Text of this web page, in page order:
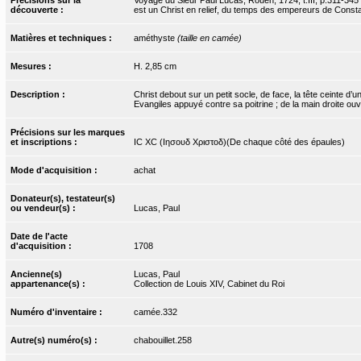
découverte :
est un Christ en relief, du temps des empereurs de
Matières et techniques : améthyste (taille en camée)
Mesures : H. 2,85 cm
Description :
Christ debout sur un petit socle, de face, la tête ceinte
Evangiles appuyé contre sa poitrine ; de la main droite
Précisions sur les marques
et inscriptions :
IC XC (Iησουδ Xριστοδ)(De chaque côté des épaules)
Mode d'acquisition : achat
Donateur(s), testateur(s)
ou vendeur(s) :
Lucas, Paul
Date de l'acte
d'acquisition :
1708
Ancienne(s)
appartenance(s) :
Lucas, Paul
Collection de Louis XIV, Cabinet du Roi
Numéro d'inventaire : camée.332
Autre(s) numéro(s) : chabouillet.258